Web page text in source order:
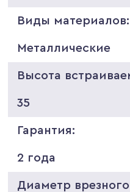
Виды материалов:
Металлические
Высота
35
Гарантия:
2 года
Диаметр